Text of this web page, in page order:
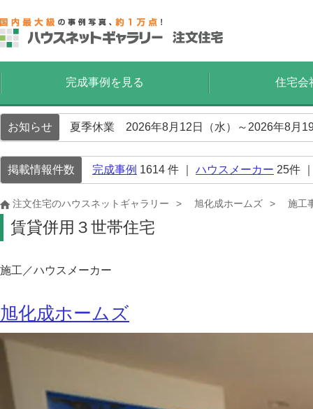
完成事例を見る 住宅会
お知らせ 夏季休業 2026年8月12日（水）～2026年8月
掲載情報件数 完成事例 1614 件 ｜ ハウスメーカー 25件
注文住宅のハウスネットギャラリー 旭化成ホームズ 施工
賃貸併用３世帯住宅
施工／ハウスメーカー
旭化成ホームズ